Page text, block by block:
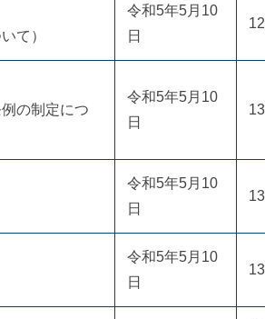
て）
令和5年5月10
日
の制定につ
令和5年5月10
日
令和5年5月10
日
令和5年5月10
日